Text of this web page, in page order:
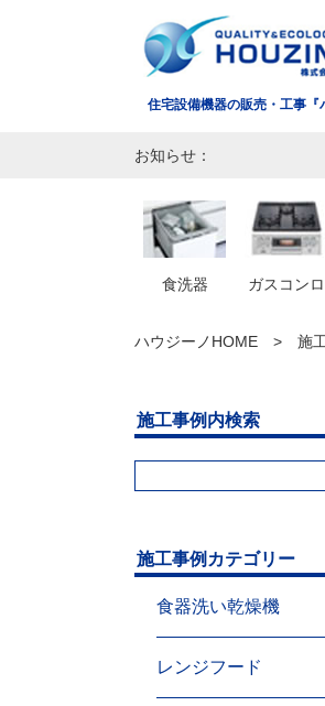
住宅設備機器の販売・工事『
お知らせ：
食洗器 ガスコンロ
ハウジーノHOME 施
施工事例内検索
施工事例カテゴリー
食器洗い乾燥機
レンジフード